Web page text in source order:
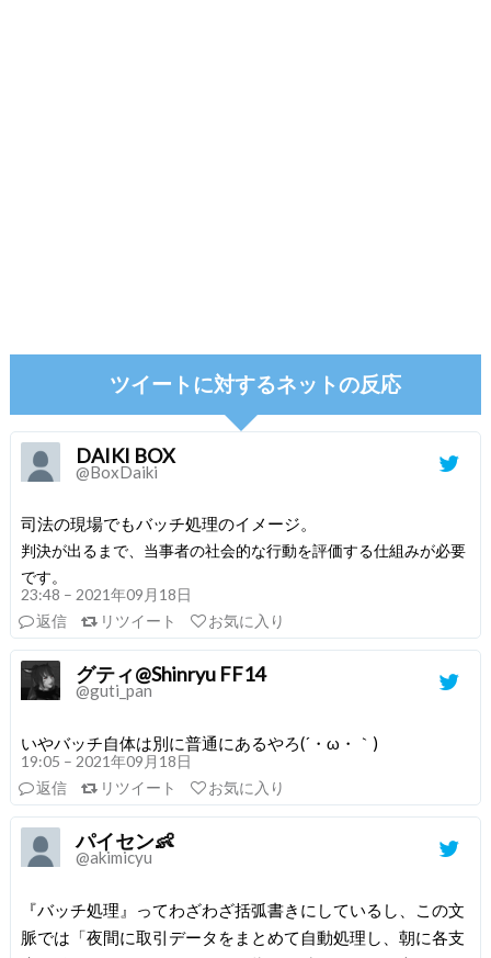
ツイートに対するネットの反応
DAIKI BOX
@BoxDaiki
司法の現場でもバッチ処理のイメージ。
判決が出るまで、当事者の社会的な行動を評価する仕組みが必要
です。
23:48 – 2021年09月18日
返信
リツイート お気に入り
グティ@Shinryu FF14
@guti_pan
いやバッチ自体は別に普通にあるやろ(´・ω・｀)
19:05 – 2021年09月18日
返信
リツイート お気に入り
パイセン👶
@akimicyu
『バッチ処理』ってわざわざ括弧書きにしているし、この文
脈では「夜間に取引データをまとめて自動処理し、朝に各支